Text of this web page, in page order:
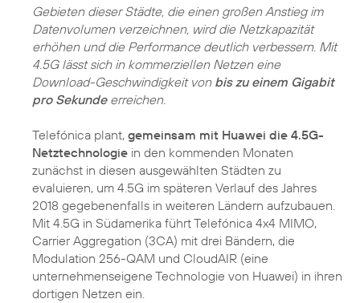
Gebieten dieser Städte, die einen großen Anstieg im
Datenvolumen verzeichnen, wird die Netzkapazität
erhöhen und die Performance deutlich verbessern. Mit
4.5G lässt sich in kommerziellen Netzen eine
Download-Geschwindigkeit von bis zu einem Gigabit
pro Sekundeerreichen.
Telefónica plant, gemeinsam mit Huawei die 4.5G-
Netztechnologie in den kommenden Monaten
zunächst in diesen ausgewählten Städten zu
evaluieren, um 4.5G im späteren Verlauf des Jahres
2018 gegebenenfalls in weiteren Ländern aufzubauen.
Mit 4.5G in Südamerika führt Telefónica 4x4 MIMO,
Carrier Aggregation (3CA) mit drei Bändern, die
Modulation 256-QAM und CloudAIR (eine
unternehmenseigene Technologie von Huawei) in ihren
dortigen Netzen ein.